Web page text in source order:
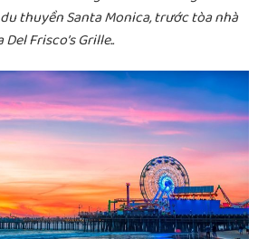
thuyền Santa Monica, trước tòa nhà
Frisco’s Grille..